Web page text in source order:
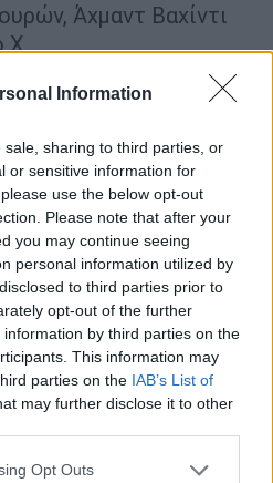
Information
sharing to third parties, or
or sensitive information for
use the below opt-out
Please note that after your
you may continue seeing
personal information utilized by
to third parties prior to
opt-out of the further
by third parties on the
This information may
parties on the IAB’s List of
may further disclose it to other
app uses one or more Google
Opt Outs
Άχμαντ Βαχίντι
X.
Το ενεργειακό
δήλωσαν το
οι προσπάθειες των
«διαχείριση» των
θα μπορούσαν να
της
των Στενών, υπήρξε
εβδομάδες
Ιράν και ΗΠΑ από
σε εκεχειρία στις 7
σε μεγάλο